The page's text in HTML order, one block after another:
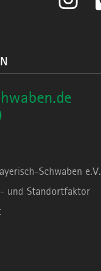
Schwaben e.V.
und Standortfaktor